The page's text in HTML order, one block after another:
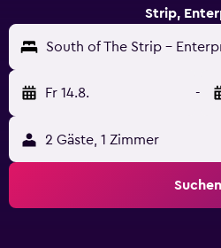
Strip,
South of The Strip -
Fr 14.8. -
2 Gäste, 1 Zimmer
Suchen